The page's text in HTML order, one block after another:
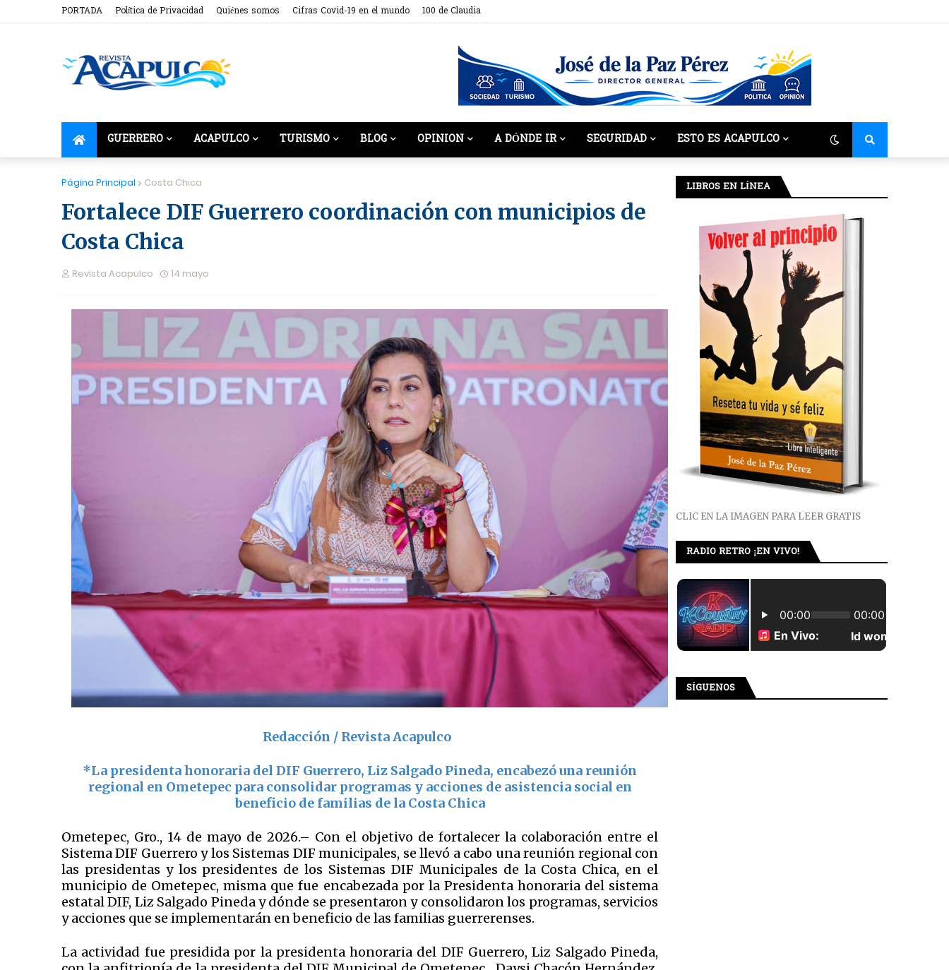
PORTADA Política de Privacidad Quiénes somos Cifras Covid-19 en el mundo 100 de Claudia
GUERRERO ACAPULCO TURISMO BLOG OPINION A DÓNDE IR SEGURIDAD ESTO ES ACAPULCO
Página Principal Costa Chica
Fortalece DIF Guerrero coordinación con municipios de
Costa Chica
Revista Acapulco 14 mayo
Redacción / Revista Acapulco
*La presidenta honoraria del DIF Guerrero, Liz Salgado Pineda, encabezó una reunión
regional en Ometepec para consolidar programas y acciones de asistencia social en
beneficio de familias de la Costa Chica
Ometepec, Gro., 14 de mayo de 2026.– Con el objetivo de fortalecer la colaboración entre el
Sistema DIF Guerrero y los Sistemas DIF municipales, se llevó a cabo una reunión regional con
las presidentas y los presidentes de los Sistemas DIF Municipales de la Costa Chica, en el
municipio de Ometepec, misma que fue encabezada por la Presidenta honoraria del sistema
estatal DIF, Liz Salgado Pineda y dónde se presentaron y consolidaron los programas, servicios
y acciones que se implementarán en beneficio de las familias guerrerenses.
La actividad fue presidida por la presidenta honoraria del DIF Guerrero, Liz Salgado Pineda,
LIBROS EN LÍNEA
CLIC EN LA IMAGEN PARA LEER GRATIS
RADIO RETRO ¡EN VIVO!
SÍGUENOS